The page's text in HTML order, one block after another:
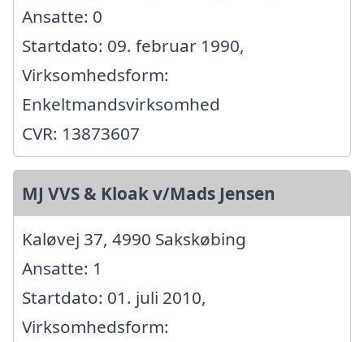
Ansatte: 0
Startdato: 09. februar 1990,
Virksomhedsform:
Enkeltmandsvirksomhed
CVR: 13873607
MJ VVS & Kloak v/Mads Jensen
Kaløvej 37, 4990 Sakskøbing
Ansatte: 1
Startdato: 01. juli 2010,
Virksomhedsform: